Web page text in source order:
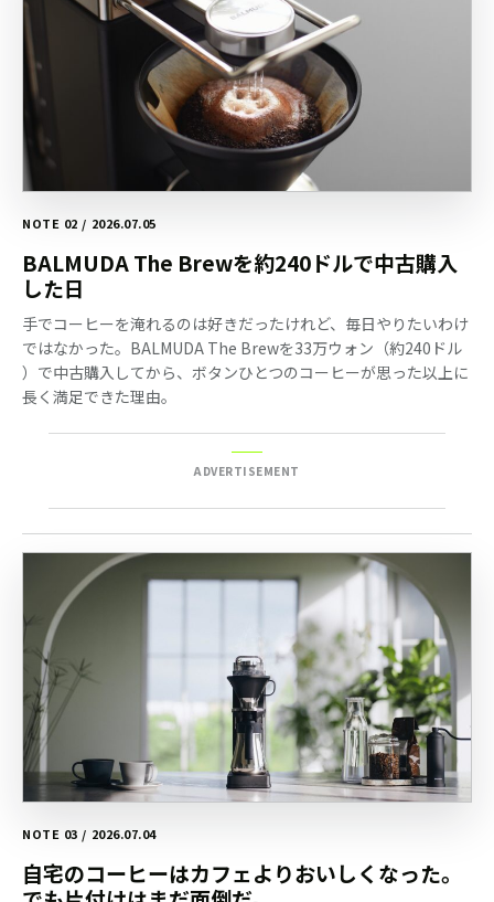
NOTE 02 / 2026.07.05
BALMUDA The Brewを約240ドルで中古購入
した日
手でコーヒーを淹れるのは好きだったけれど、毎日やりたいわけ
ではなかった。BALMUDA The Brewを33万ウォン（約240ドル
）で中古購入してから、ボタンひとつのコーヒーが思った以上に
長く満足できた理由。
ADVERTISEMENT
NOTE 03 / 2026.07.04
自宅のコーヒーはカフェよりおいしくなった。